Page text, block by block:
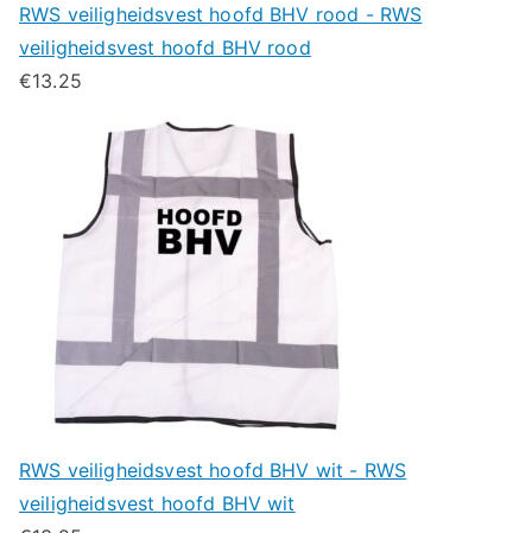
RWS veiligheidsvest hoofd BHV rood - RWS
veiligheidsvest hoofd BHV rood
€13.25
RWS veiligheidsvest hoofd BHV wit - RWS
veiligheidsvest hoofd BHV wit